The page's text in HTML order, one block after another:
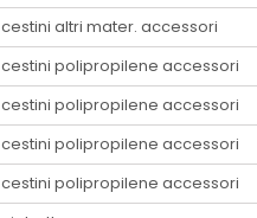
cestini altri mater. accessori
cestini polipropilene accessori
cestini polipropilene accessori
cestini polipropilene accessori
cestini polipropilene accessori